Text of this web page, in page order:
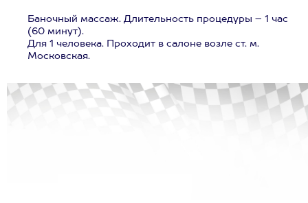
Баночный массаж. Длительность процедуры – 1 час
(60 минут).
Для 1 человека. Проходит в салоне возле ст. м.
Московская.